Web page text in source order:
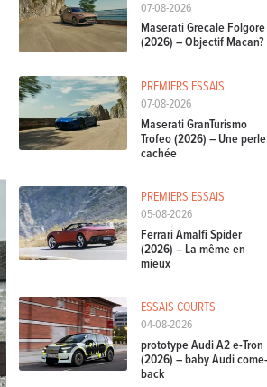
07-08-2026
Maserati Grecale Folgore
(2026) – Objectif Macan?
PREMIERS ESSAIS
07-08-2026
Maserati GranTurismo
Trofeo (2026) – Une perle
cachée
PREMIERS ESSAIS
05-08-2026
Ferrari Amalfi Spider
(2026) – La même en
mieux
ESSAIS COURTS
04-08-2026
prototype Audi A2 e-Tron
(2026) – baby Audi come-
back